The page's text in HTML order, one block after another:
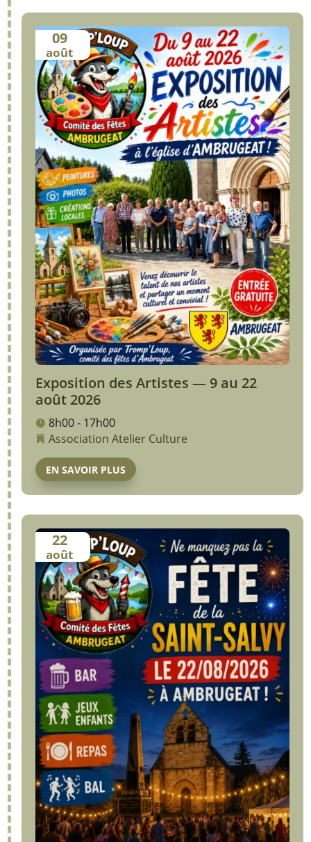
09
août
Exposition des Artistes — 9 au 22
août 2026
8h00 - 17h00
Association Atelier Culture
EN SAVOIR PLUS
22
août